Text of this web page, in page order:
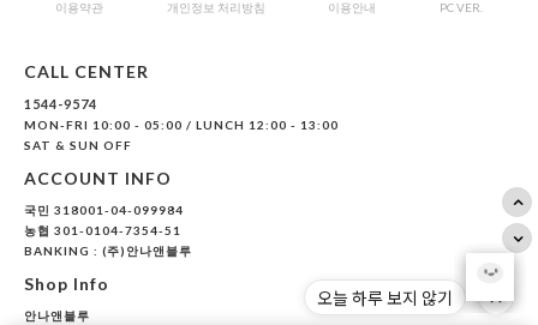
이용약관 개인정보 처리방침 이용안내 PC VER.
CALL CENTER
1544-9574
MON-FRI 10:00 - 05:00 / LUNCH 12:00 - 13:00
SAT & SUN OFF
ACCOUNT INFO
국민 318001-04-099984
농협 301-0104-7354-51
BANKING : (주)안나앤블루
Shop Info
안나앤블루